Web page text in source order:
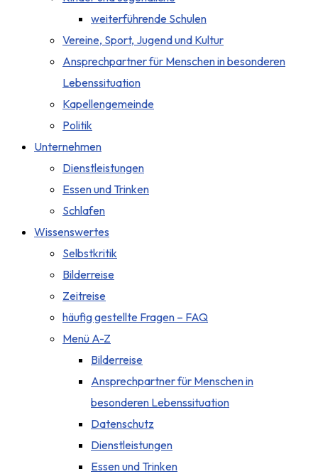
weiterführende Schulen
Vereine, Sport, Jugend und Kultur
Ansprechpartner für Menschen in besonderen
Lebenssituation
Kapellengemeinde
Politik
Unternehmen
Dienstleistungen
Essen und Trinken
Schlafen
Wissenswertes
Selbstkritik
Bilderreise
Zeitreise
häufig gestellte Fragen – FAQ
Menü A-Z
Bilderreise
Ansprechpartner für Menschen in
besonderen Lebenssituation
Datenschutz
Dienstleistungen
Essen und Trinken